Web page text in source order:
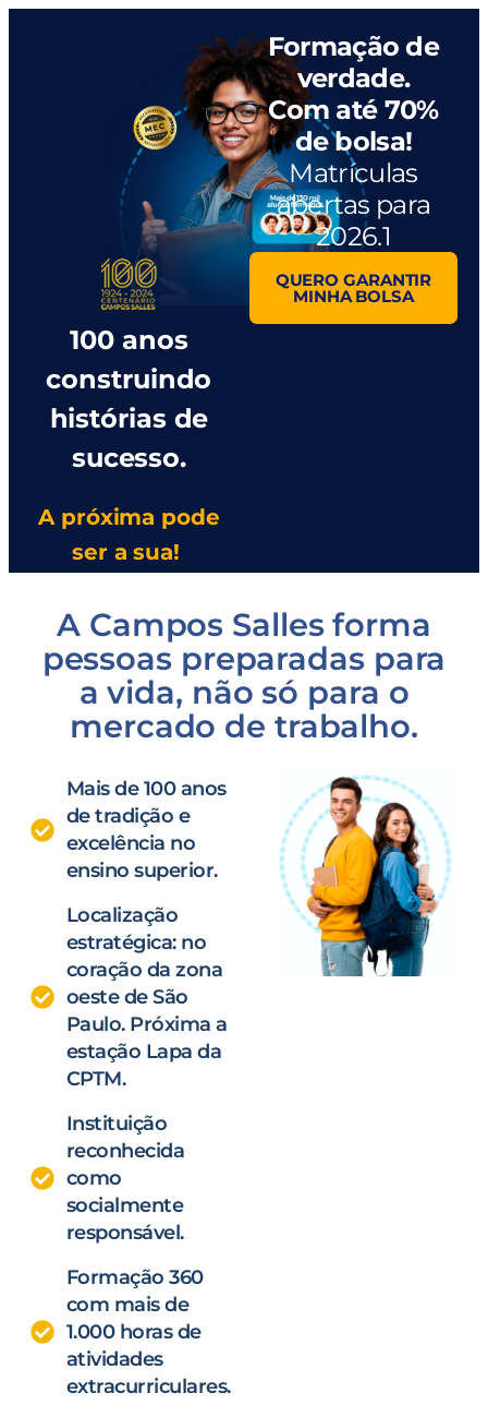
100 anos
construindo
histórias de
sucesso.
A próxima pode
ser a sua!
Formação de
verdade.
Com até 70%
de bolsa!
Matrículas
abertas para
2026.1
QUERO GARANTIR
MINHA BOLSA
A Campos Salles forma
pessoas preparadas para
a vida, não só para o
mercado de trabalho.
Mais de 100 anos
de tradição e
excelência no
ensino superior.
Localização
estratégica: no
coração da zona
oeste de São
Paulo. Próxima a
estação Lapa da
CPTM.
Instituição
reconhecida
como
socialmente
responsável.
Formação 360
com mais de
1.000 horas de
atividades
extracurriculares.